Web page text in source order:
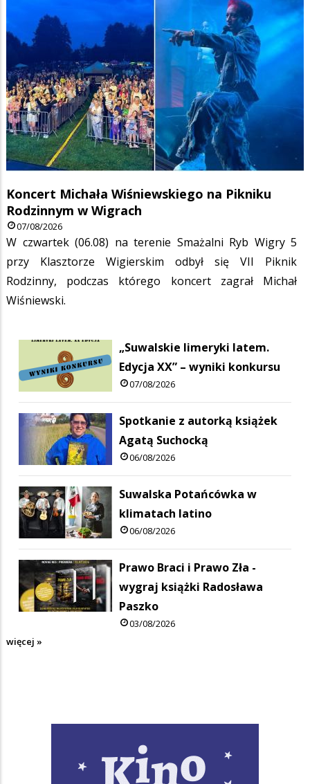
Koncert Michała Wiśniewskiego na Pikniku
Rodzinnym w Wigrach
07/08/2026
W czwartek (06.08) na terenie Smażalni Ryb Wigry 5
przy Klasztorze Wigierskim odbył się VII Piknik
Rodzinny, podczas którego koncert zagrał Michał
Wiśniewski.
„Suwalskie limeryki latem.
Edycja XX” – wyniki konkursu
07/08/2026
Spotkanie z autorką książek
Agatą Suchocką
06/08/2026
Suwalska Potańcówka w
klimatach latino
06/08/2026
Prawo Braci i Prawo Zła -
wygraj książki Radosława
Paszko
03/08/2026
więcej »